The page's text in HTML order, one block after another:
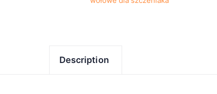
Description